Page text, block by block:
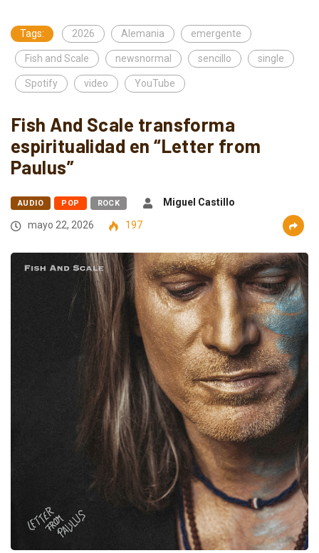
Tags: 2026 Alemania emergente
Fish and Scale newsnormal sencillo single
Spotify video YouTube
Fish And Scale transforma
espiritualidad en “Letter from
Paulus”
AUDIO POP ROCK
Miguel Castillo
mayo 22, 2026
197